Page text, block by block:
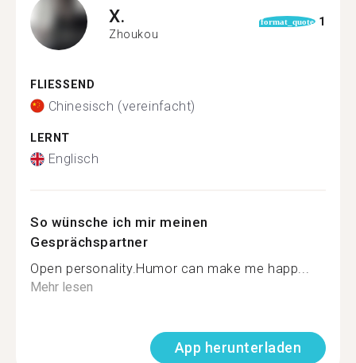
X.
Zhoukou
format_quote 1
FLIESSEND
Chinesisch (vereinfacht)
LERNT
Englisch
So wünsche ich mir meinen
Gesprächspartner
Open personality.Humor can make me happ...
Mehr lesen
App herunterladen